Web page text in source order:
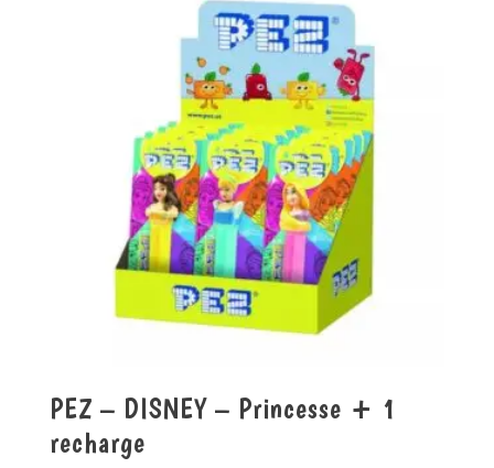
PEZ – DISNEY – Princesse + 1
recharge